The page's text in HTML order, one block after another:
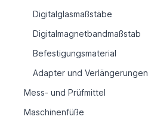
Digitalglasmaßstäbe
Digitalmagnetbandmaßstab
Befestigungsmaterial
Adapter und Verlängerungen
Mess- und Prüfmittel
Maschinenfüße